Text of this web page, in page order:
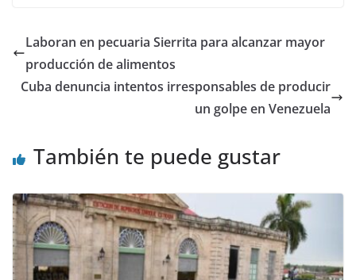
Laboran en pecuaria Sierrita para alcanzar mayor
producción de alimentos
Cuba denuncia intentos irresponsables de producir
un golpe en Venezuela
También te puede gustar